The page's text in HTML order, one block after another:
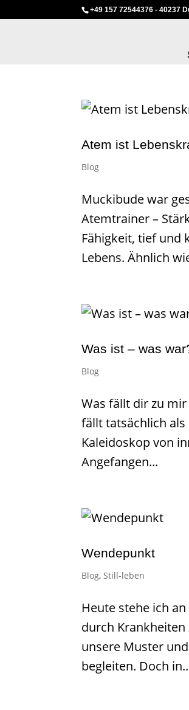
+49 157 72544376 - 40237
​Atem ist
Blog
Muckibude war
Atemtrainer –
Fähigkeit, tief und
Lebens. Ähnlich
Was ist – was
Blog
Was fällt dir zu
fällt tatsächlich als
Kaleidoskop von
Angefangen...
Wendepunkt
Blog,Still-leben
Heute stehe ich
durch
unsere Muster
begleiten. Doch